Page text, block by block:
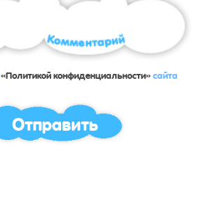
«Политикой конфиденциальности»сайта
Отправить